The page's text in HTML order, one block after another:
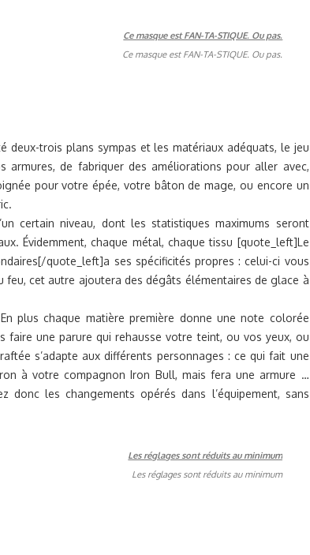
Ce masque est FAN-TA-STIQUE. Ou pas.
deux-trois plans sympas et les matériaux adéquats, le jeu
de fabriquer des améliorations pour aller avec,
pour votre épée, votre bâton de mage, ou encore un
certain niveau, dont les statistiques maximums seront
Évidemment, chaque métal, chaque tissu [quote_left]Le
quote_left]a ses spécificités propres : celui-ci vous
cet autre ajoutera des dégâts élémentaires de glace à
plus chaque matière première donne une note colorée
faire une parure qui rehausse votre teint, ou vos yeux, ou
s’adapte aux différents personnages : ce qui fait une
à votre compagnon Iron Bull, mais fera une armure …
donc les changements opérés dans l’équipement, sans
Les réglages sont réduits au minimum